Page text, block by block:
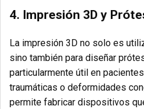
4. Impresión 3D y
La impresión 3D no solo es
sino también para diseñar
particularmente útil en
traumáticas o deformidades
permite fabricar dispositivos